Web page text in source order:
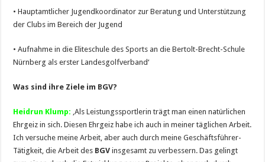
• Hauptamtlicher Jugendkoordinator zur Beratung und Unterstützung
der Clubs im Bereich der Jugend
• Aufnahme in die Eliteschule des Sports an die Bertolt-Brecht-Schule
Nürnberg als erster Landesgolfverband‘
Was sind ihre Ziele im BGV?
Heidrun Klump: ‚Als Leistungssportlerin trägt man einen natürlichen
Ehrgeiz in sich. Diesen Ehrgeiz habe ich auch in meiner täglichen Arbeit.
Ich versuche meine Arbeit, aber auch durch meine Geschäftsführer-
Tätigkeit, die Arbeit des BGV insgesamt zu verbessern. Das gelingt